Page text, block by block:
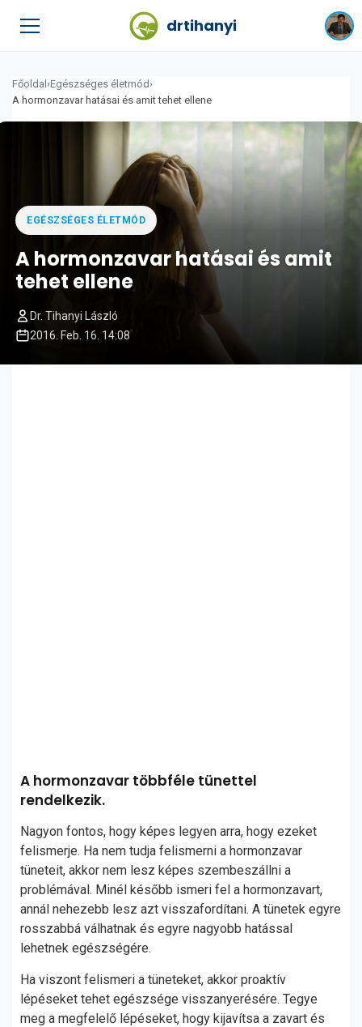
drtihanyi
Főoldal ›Egészséges életmód ›
A hormonzavar hatásai és amit tehet ellene
EGÉSZSÉGES ÉLETMÓD
A hormonzavar hatásai és amit
tehet ellene
Dr. Tihanyi László
2016. Feb. 16. 14:08
A hormonzavar többféle tünettel
rendelkezik.
Nagyon fontos, hogy képes legyen arra, hogy ezeket
felismerje. Ha nem tudja felismerni a hormonzavar
tüneteit, akkor nem lesz képes szembeszállni a
problémával. Minél később ismeri fel a hormonzavart,
annál nehezebb lesz azt visszafordítani. A tünetek egyre
rosszabbá válhatnak és egyre nagyobb hatással
lehetnek egészségére.
Ha viszont felismeri a tüneteket, akkor proaktív
lépéseket tehet egészsége visszanyerésére. Tegye
meg a megfelelő lépéseket, hogy kijavítsa a zavart és